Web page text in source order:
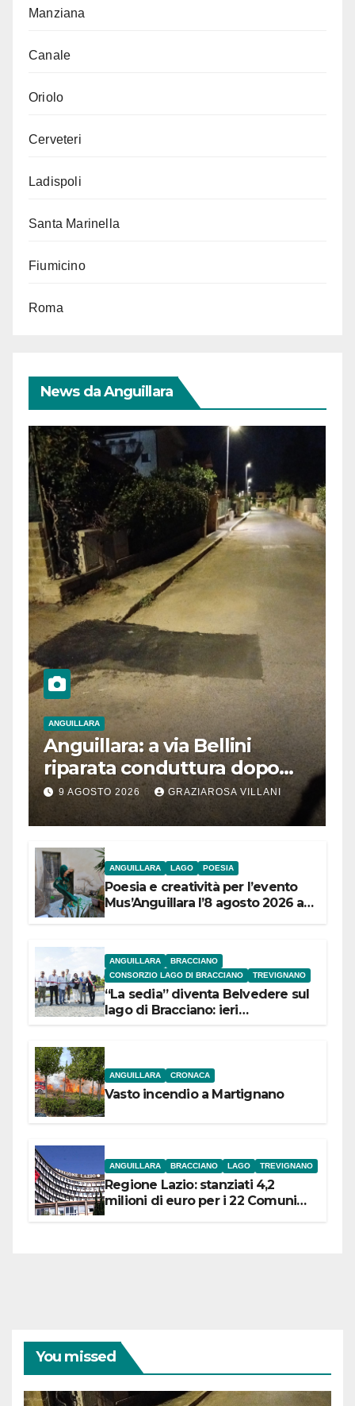
Manziana
Canale
Oriolo
Cerveteri
Ladispoli
Santa Marinella
Fiumicino
Roma
News da Anguillara
ANGUILLARA
Anguillara: a via Bellini
riparata conduttura dopo
segnalazione IdD
9 AGOSTO 2026 GRAZIAROSA VILLANI
ANGUILLARA LAGO POESIA
Poesia e creatività per l’evento
Mus’Anguillara l’8 agosto 2026 al
ANGUILLARA
BRACCIANO
CONSORZIO LAGO DI BRACCIANO
TREVIGNANO
“La sedia” diventa Belvedere sul
lago di Bracciano: ieri
ANGUILLARA CRONACA
Vasto incendio a Martignano
ANGUILLARA BRACCIANO LAGO TREVIGNANO
Regione Lazio: stanziati 4,2
milioni di euro per i 22 Comuni
You missed